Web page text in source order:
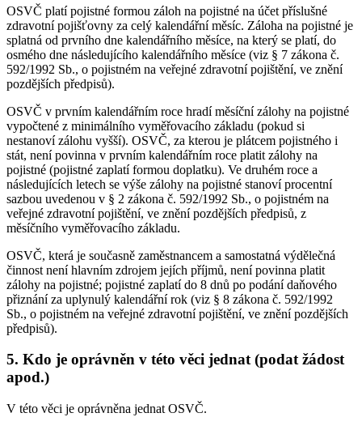
OSVČ platí pojistné formou záloh na pojistné na účet příslušné
zdravotní pojišťovny za celý kalendářní měsíc. Záloha na pojistné je
splatná od prvního dne kalendářního měsíce, na který se platí, do
osmého dne následujícího kalendářního měsíce (viz § 7 zákona č.
592/1992 Sb., o pojistném na veřejné zdravotní pojištění, ve znění
pozdějších předpisů).
OSVČ v prvním kalendářním roce hradí měsíční zálohy na pojistné
vypočtené z minimálního vyměřovacího základu (pokud si
nestanoví zálohu vyšší). OSVČ, za kterou je plátcem pojistného i
stát, není povinna v prvním kalendářním roce platit zálohy na
pojistné (pojistné zaplatí formou doplatku). Ve druhém roce a
následujících letech se výše zálohy na pojistné stanoví procentní
sazbou uvedenou v § 2 zákona č. 592/1992 Sb., o pojistném na
veřejné zdravotní pojištění, ve znění pozdějších předpisů, z
měsíčního vyměřovacího základu.
OSVČ, která je současně zaměstnancem a samostatná výdělečná
činnost není hlavním zdrojem jejích příjmů, není povinna platit
zálohy na pojistné; pojistné zaplatí do 8 dnů po podání daňového
přiznání za uplynulý kalendářní rok (viz § 8 zákona č. 592/1992
Sb., o pojistném na veřejné zdravotní pojištění, ve znění pozdějších
předpisů).
5. Kdo je oprávněn v této věci jednat (podat žádost
apod.)
V této věci je oprávněna jednat OSVČ.